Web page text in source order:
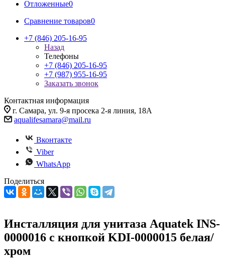
Отложенные0
Сравнение товаров0
+7 (846) 205-16-95
Назад
Телефоны
+7 (846) 205-16-95
+7 (987) 955-16-95
Заказать звонок
Контактная информация
г. Самара, ул. 9-я просека 2-я линия, 18А
aqualifesamara@mail.ru
Вконтакте
Viber
WhatsApp
Поделиться
Инсталляция для унитаза Aquatek INS-
0000016 с кнопкой KDI-0000015 белая/
хром